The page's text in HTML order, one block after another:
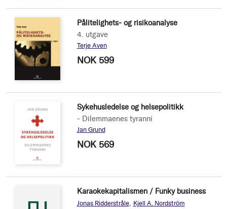
Pålitelighets- og risikoanalyse
4. utgave
Terje Aven
NOK 599
Sykehusledelse og helsepolitikk
- Dilemmaenes tyranni
Jan Grund
NOK 569
Karaokekapitalismen / Funky business
Jonas Ridderstråle Kjell A. Nordström